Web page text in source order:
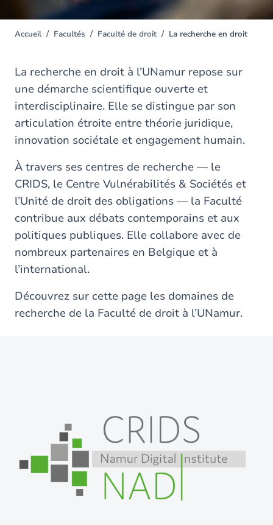
You
here
Accueil Facultés Faculté de droit La recherche en droit
La recherche en droit à l’UNamur repose sur
une démarche scientifique ouverte et
interdisciplinaire. Elle se distingue par son
articulation étroite entre théorie juridique,
innovation sociétale et engagement humain.
À travers ses centres de recherche — le
CRIDS, le Centre Vulnérabilités & Sociétés et
l’Unité de droit des obligations — la Faculté
contribue aux débats contemporains et aux
politiques publiques. Elle collabore avec de
nombreux partenaires en Belgique et à
l’international.
Découvrez sur cette page les domaines de
recherche de la Faculté de droit à l’UNamur.